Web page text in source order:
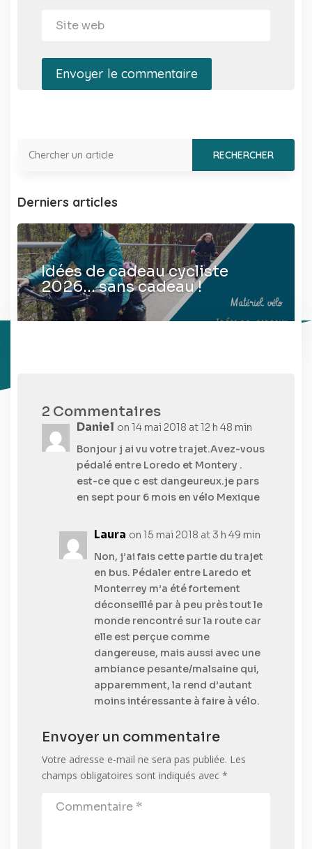
Envoyer le commentaire
Derniers articles
Idées de cadeau cycliste
2026… sans cadeau !
2 Commentaires
Daniel on 14 mai 2018 at 12 h 48 min
Bonjour j ai vu votre trajet.Avez-vous
pédalé entre Loredo et Montery .
est-ce que c est dangeureux.je pars
en sept pour 6 mois en vélo Mexique
Laura on 15 mai 2018 at 3 h 49 min
Non, j’ai fais cette partie du trajet
en bus. Pédaler entre Laredo et
Monterrey m’a été fortement
déconseillé par à peu près tout le
monde rencontré sur la route car
elle est perçue comme
dangereuse, mais aussi avec une
ambiance pesante/malsaine qui,
apparemment, la rend d’autant
moins intéressante à faire à vélo.
Envoyer un commentaire
Votre adresse e-mail ne sera pas publiée. Les
champs obligatoires sont indiqués avec *